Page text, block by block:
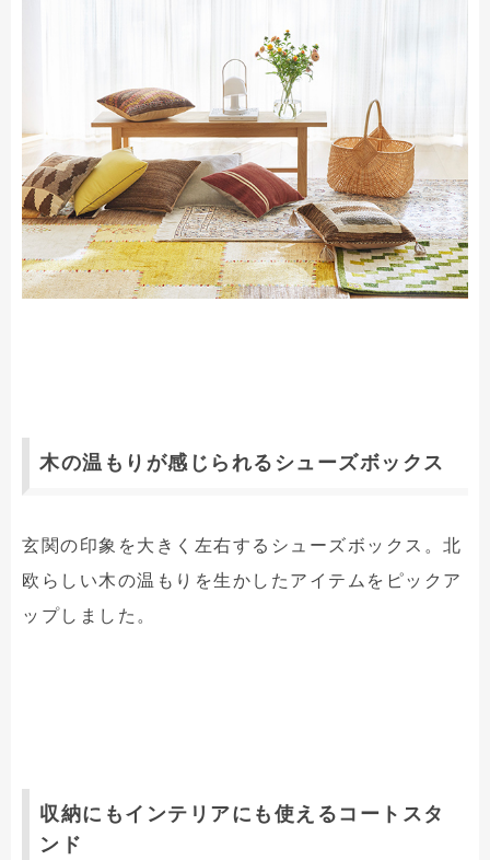
木の温もりが感じられるシューズボックス
玄関の印象を大きく左右するシューズボックス。北
欧らしい木の温もりを生かしたアイテムをピックア
ップしました。
収納にもインテリアにも使えるコートスタ
ンド